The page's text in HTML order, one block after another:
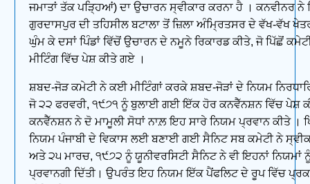
ਜਮਾਤਾਂ ਤੱਕ ਪੜ੍ਹਿਆਂ) ਦਾ ਉਚਾਰਨ ਸ੍ਵੀਕਾਰ ਕਰਨਾ ਹੈ । ਕਨਵੀਨਰ ਨੇ
ਗੁਰਦਾਸਪੁਰ ਦੀ ਤਹਿਸੀਲ ਬਟਾਲਾ ਤੋਂ ਜ਼ਿਲਾ ਅੰਮ੍ਰਿਤਸਰ ਦੇ ਵੱਖ-ਵੱਖ
ਘੁੰਮ ਕੇ ਦਸਾਂ ਪਿੰਡਾਂ ਵਿੱਚੋਂ ਉਚਾਰਨ ਦੇ ਨਮੂਨੇ ਰਿਕਾਰਡ ਕੀਤੇ, ਜੋ ਪਿੱਛੋਂ
ਮੀਟਿੰਗ ਵਿੱਚ ਪੇਸ਼ ਕੀਤੇ ਗਏ ।
ਸ਼ਬਦ-ਜੋੜ ਕਮੇਟੀ ਨੇ ਕਈ ਮੀਟਿੰਗਾਂ ਕਰਕੇ ਸ਼ਬਦ-ਜੋੜਾਂ ਦੇ ਨਿਯਮ
ਜੋ ੨੨ ਫਰਵਰੀ, ੧੯੭੧ ਨੂੰ ਬੁਲਾਈ ਗਈ ਇੱਕ ਹੋਰ ਕਨਵੈੱਨਸ਼ਨ ਵਿੱਚ ਪੇਸ਼
ਕਨਵੈੱਨਸ਼ਨ ਨੇ ਦੋ ਮਾਮੂਲੀ ਸੋਧਾਂ ਨਾਲ਼ ਇਹ ਸਾਰੇ ਨਿਯਮ ਪ੍ਰਵਾਨ ਕੀਤੇ ।
ਨਿਯਮ ਪੰਜਾਬੀ ਦੇ ਵਿਕਾਸ ਲਈ ਬਣਾਈ ਗਈ ਸੈਨਿਟ ਸਬ ਕਮੇਟੀ ਨੇ
ਅਤੇ ੨੫ ਮਾਰਚ, ੧੯੭੨ ਨੂੰ ਯੂਨੀਵਰਸਿਟੀ ਸੈਨਿਟ ਨੇ ਵੀ ਇਹਨਾਂ ਨਿਯਮਾਂ
ਪ੍ਰਵਾਨਗੀ ਦਿੱਤੀ। ਉਪਰੰਤ ਇਹ ਨਿਯਮ ਇੱਕ ਪੈਂਫਲਿਟ ਦੇ ਰੂਪ ਵਿੱਚ